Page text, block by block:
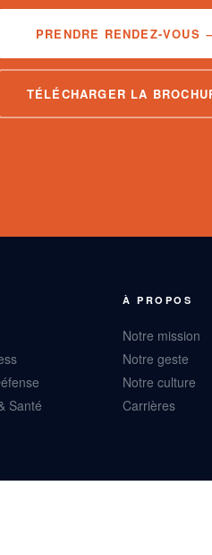
PRENDRE RENDEZ-VOUS
TÉLÉCHARGER LA
Santé
À PROPOS
Notre mission
Notre geste
Notre culture
Carrières